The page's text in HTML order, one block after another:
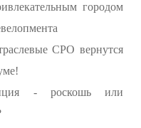
городом
СРО вернутся
- роскошь или